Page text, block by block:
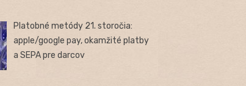
Platobné metódy 21. storočia:
apple/google pay, okamžité platby
a SEPA pre darcov